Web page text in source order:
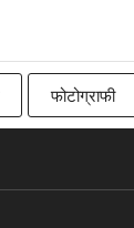
फोटोग्राफी